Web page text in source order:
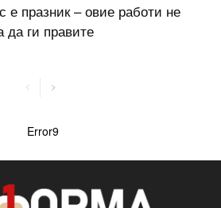
е празник – овие работи не
да ги правите
Error9